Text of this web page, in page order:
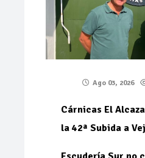
Ago 03, 2026
Cárnicas El
la 42ª Subida a